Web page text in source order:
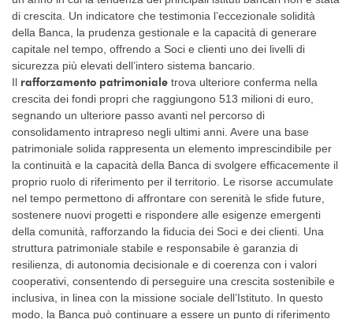
di crescita. Un indicatore che testimonia l’eccezionale solidità
della Banca, la prudenza gestionale e la capacità di generare
capitale nel tempo, offrendo a Soci e clienti uno dei livelli di
sicurezza più elevati dell’intero sistema bancario.
Il rafforzamento patrimoniale trova ulteriore conferma nella
crescita dei fondi propri che raggiungono 513 milioni di euro,
segnando un ulteriore passo avanti nel percorso di
consolidamento intrapreso negli ultimi anni. Avere una base
patrimoniale solida rappresenta un elemento imprescindibile per
la continuità e la capacità della Banca di svolgere efficacemente il
proprio ruolo di riferimento per il territorio. Le risorse accumulate
nel tempo permettono di affrontare con serenità le sfide future,
sostenere nuovi progetti e rispondere alle esigenze emergenti
della comunità, rafforzando la fiducia dei Soci e dei clienti. Una
struttura patrimoniale stabile e responsabile è garanzia di
resilienza, di autonomia decisionale e di coerenza con i valori
cooperativi, consentendo di perseguire una crescita sostenibile e
inclusiva, in linea con la missione sociale dell’Istituto. In questo
modo, la Banca può continuare a essere un punto di riferimento